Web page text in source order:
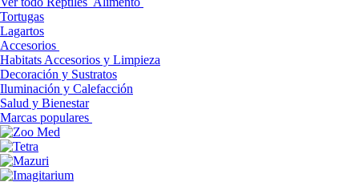
Tortugas
Lagartos
Accesorios
Habitats Accesorios y Limpieza
Decoración y Sustratos
Iluminación y Calefacción
Salud y Bienestar
Marcas populares